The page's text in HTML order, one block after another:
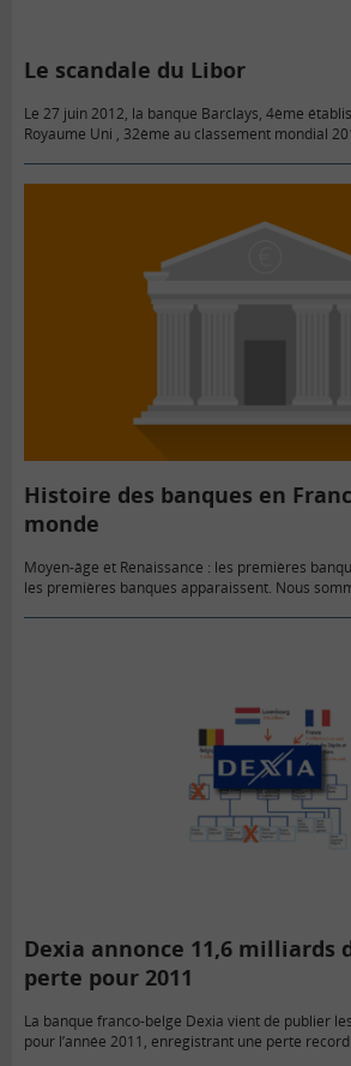
Le scandale du Libor
Le 27 juin 2012, la banque Barclays, 4ème
Royaume Uni , 32ème au classement mondial
Histoire des banques en
monde
Moyen-âge et Renaissance : les premières
les premières banques apparaissent. Nous
Dexia annonce 11,6 milliards
perte pour 2011
La banque franco-belge Dexia vient de publier
pour l’année 2011, enregistrant une perte